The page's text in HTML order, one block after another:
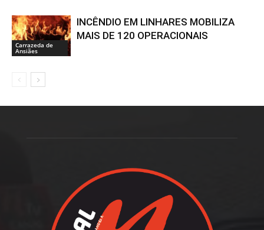
Carrazeda de
Ansiães
INCÊNDIO EM LINHARES MOBILIZA
MAIS DE 120 OPERACIONAIS